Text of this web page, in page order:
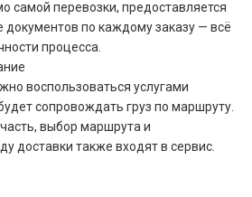
самой перевозки, предоставляется
по каждому заказу — всё
процесса.
воспользоваться услугами
сопровождать груз по маршруту.
выбор маршрута и
доставки также входят в сервис.